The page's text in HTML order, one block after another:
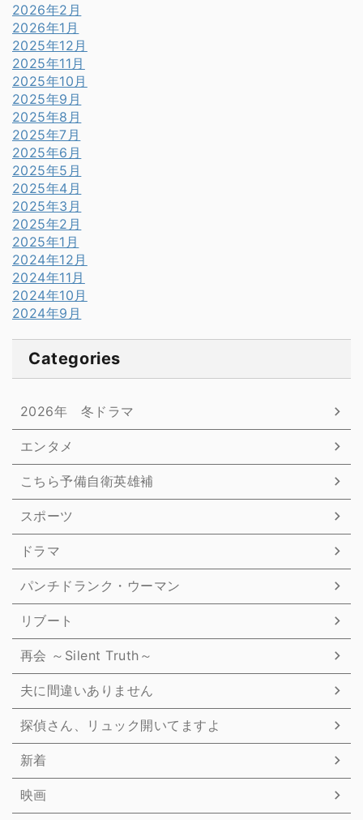
2026年2月
2026年1月
2025年12月
2025年11月
2025年10月
2025年9月
2025年8月
2025年7月
2025年6月
2025年5月
2025年4月
2025年3月
2025年2月
2025年1月
2024年12月
2024年11月
2024年10月
2024年9月
Categories
2026年 冬ドラマ
エンタメ
こちら予備自衛英雄補
スポーツ
ドラマ
パンチドランク・ウーマン
リブート
再会 ～Silent Truth～
夫に間違いありません
探偵さん、リュック開いてますよ
新着
映画